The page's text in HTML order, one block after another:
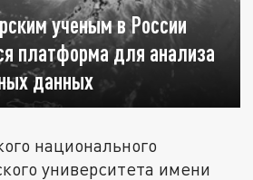
ученым в России
платформа для анализа
данных
национального
университета имени